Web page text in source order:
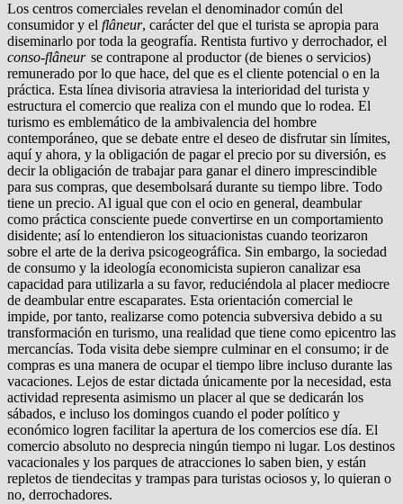
Los centros comerciales revelan el denominador común del
consumidor y el flâneur, carácter del que el turista se apro­pia para
diseminarlo por toda la geografía. Rentista furtivo y derrochador, el
conso-flâneur se contrapone al productor (de bienes o servicios)
remunerado por lo que hace, del que es el cliente potencial o en la
práctica. Esta línea divisoria atravie­sa la interioridad del turista y
estructura el comercio que reali­za con el mundo que lo rodea. El
turismo es emblemático de la ambivalencia del hombre
contemporáneo, que se debate entre el deseo de disfrutar sin límites,
aquí y ahora, y la obligación de pagar el precio por su diversión, es
decir la obligación de tra­bajar para ganar el dinero imprescindible
para sus compras, que desembolsará durante su tiempo libre. Todo
tiene un pre­cio. Al igual que con el ocio en general, deambular
como prác­tica consciente puede convertirse en un comportamiento
disi­dente; así lo entendieron los situacionistas cuando teorizaron
sobre el arte de la deriva psicogeográfica. Sin embargo, la so­ciedad
de consumo y la ideología economicista supieron cana­lizar esa
capacidad para utilizarla a su favor, reduciéndola al placer mediocre
de deambular entre escaparates. Esta orien­tación comercial le
impide, por tanto, realizarse como poten­cia subversiva debido a su
transformación en turismo, una reali­dad que tiene como epicentro las
mercancías. Toda visita debe siempre culminar en el consumo; ir de
compras es una manera de ocupar el tiempo libre incluso durante las
vacaciones. Lejos de estar dictada únicamente por la necesidad, esta
actividad representa asimismo un placer al que se dedicarán los
sábados, e incluso los domingos cuando el poder político y
económico logren facilitar la apertura de los comercios ese día. El
comer­cio absoluto no desprecia ningún tiempo ni lugar. Los destinos
vacacionales y los parques de atracciones lo saben bien, y es­tán
repletos de tiendecitas y trampas para turistas ociosos y, lo quieran o
no, derrochadores.